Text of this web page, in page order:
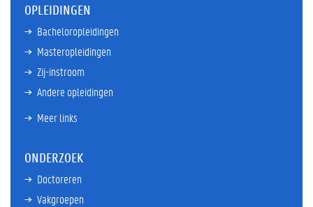
OPLEIDINGEN
Bacheloropleidingen
Masteropleidingen
Zij-instroom
Andere opleidingen
Meer links
ONDERZOEK
Doctoreren
Vakgroepen